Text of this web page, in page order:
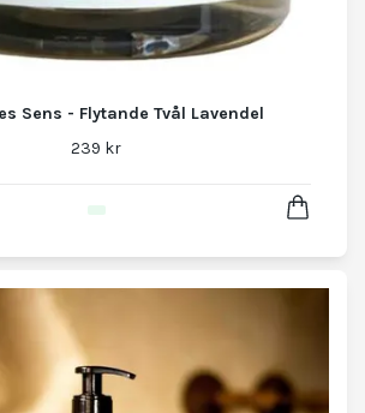
Sens - Flytande Tvål Lavendel
239 kr